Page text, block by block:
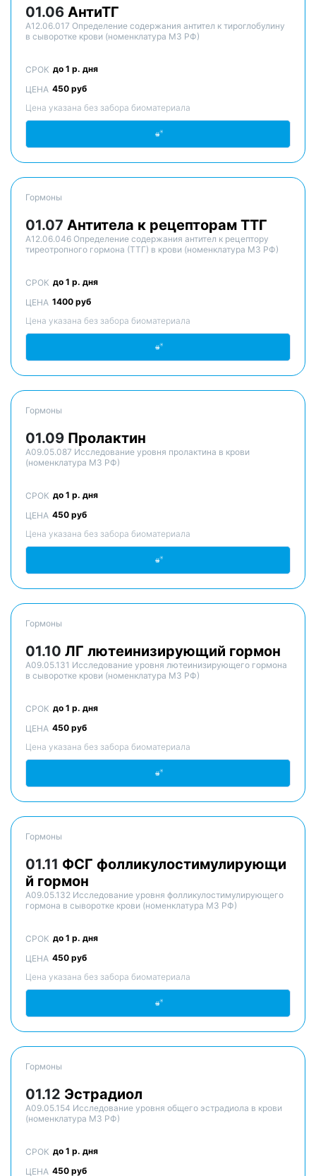
01.06 АнтиТГ
A12.06.017 Определение содержания антител к тироглобулину
в сыворотке крови (номенклатура МЗ РФ)
СРОК до 1 р. дня
ЦЕНА 450 руб
Цена указана без забора биоматериала
Гормоны
01.07 Антитела к рецепторам ТТГ
A12.06.046 Определение содержания антител к рецептору
тиреотропного гормона (ТТГ) в крови (номенклатура МЗ РФ)
СРОК до 1 р. дня
ЦЕНА 1400 руб
Цена указана без забора биоматериала
Гормоны
01.09 Пролактин
A09.05.087 Исследование уровня пролактина в крови
(номенклатура МЗ РФ)
СРОК до 1 р. дня
ЦЕНА 450 руб
Цена указана без забора биоматериала
Гормоны
01.10 ЛГ лютеинизирующий гормон
A09.05.131 Исследование уровня лютеинизирующего гормона
в сыворотке крови (номенклатура МЗ РФ)
СРОК до 1 р. дня
ЦЕНА 450 руб
Цена указана без забора биоматериала
Гормоны
01.11 ФСГ фолликулостимулирующи
й гормон
A09.05.132 Исследование уровня фолликулостимулирующего
гормона в сыворотке крови (номенклатура МЗ РФ)
СРОК до 1 р. дня
ЦЕНА 450 руб
Цена указана без забора биоматериала
Гормоны
01.12 Эстрадиол
A09.05.154 Исследование уровня общего эстрадиола в крови
(номенклатура МЗ РФ)
СРОК до 1 р. дня
ЦЕНА 450 руб